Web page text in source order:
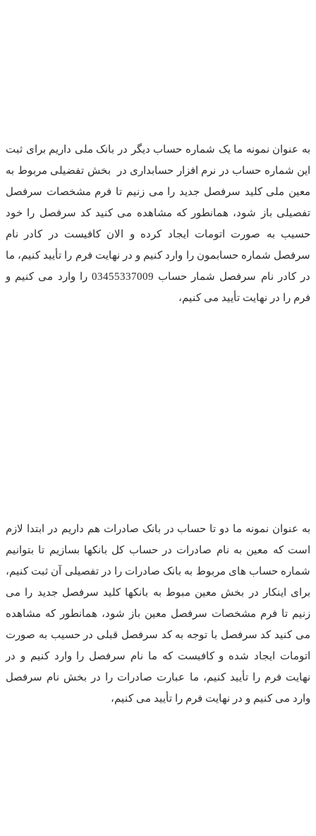
به عنوان نمونه ما یک شماره حساب دیگر در بانک ملی داریم برای ثبت
این شماره حساب در نرم افزار حسابداری در بخش تفضیلی مربوط به
معین ملی کلید سرفصل جدید را می زنیم تا فرم مشخصات سرفصل
تفصیلی باز شود، همانطور که مشاهده می کنید کد سرفصل را خود
حسیب به صورت اتومات ایجاد کرده و الان کافیست در کادر نام
سرفصل شماره حسابمون را وارد کنیم و در نهایت فرم را تأیید کنیم، ما
در کادر نام سرفصل شمار حساب 03455337009 را وارد می کنیم و
فرم را در نهایت تأیید می کنیم،
به عنوان نمونه ما دو تا حساب در بانک صادرات هم داریم در ابتدا لازم
است که معین به نام صادرات در حساب کل بانکها بسازیم تا بتوانیم
شماره حساب های مربوط به بانک صادرات را در تفصیلی آن ثبت کنیم،
برای اینکار در بخش معین مبوط به بانکها کلید سرفصل جدید را می
زنیم تا فرم مشخصات سرفصل معین باز شود، همانطور که مشاهده
می کنید کد سرفصل با توجه به کد سرفصل قبلی در حسیب به صورت
اتومات ایجاد شده و کافیست که ما نام سرفصل را وارد کنیم و در
نهایت فرم را تأیید کنیم، ما عبارت صادرات را در بخش نام سرفصل
وارد می کنیم و در نهایت فرم را تأیید می کنیم،